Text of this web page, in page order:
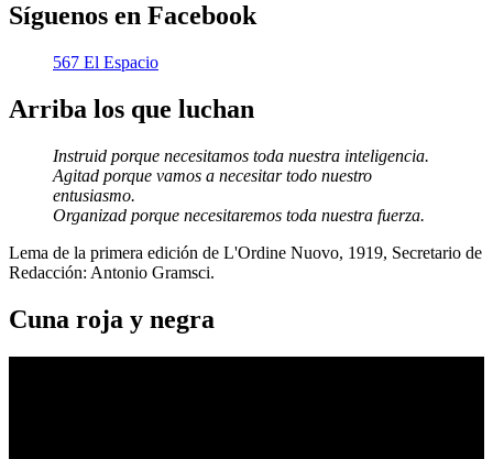
Síguenos en Facebook
567 El Espacio
Arriba los que luchan
Instruid porque necesitamos toda nuestra inteligencia.
Agitad porque vamos a necesitar todo nuestro
entusiasmo.
Organizad porque necesitaremos toda nuestra fuerza.
Lema de la primera edición de L'Ordine Nuovo, 1919, Secretario de
Redacción: Antonio Gramsci.
Cuna roja y negra